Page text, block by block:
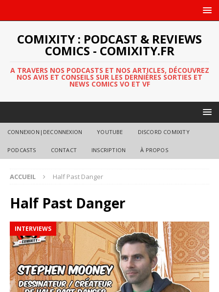
COMIXITY : PODCAST & REVIEWS
COMICS - COMIXITY.FR
A TRAVERS NOS PODCASTS ET NOS ARTICLES, DÉCOUVREZ
NOS AVIS ET CONSEILS SUR LES DERNIÈRES SORTIES ET
NEWS COMICS VO ET VF
CONNEXION|DECONNEXION YOUTUBE DISCORD COMIXITY
PODCASTS CONTACT INSCRIPTION À PROPOS
ACCUEIL Half Past Danger
Half Past Danger
INTERVIEWS